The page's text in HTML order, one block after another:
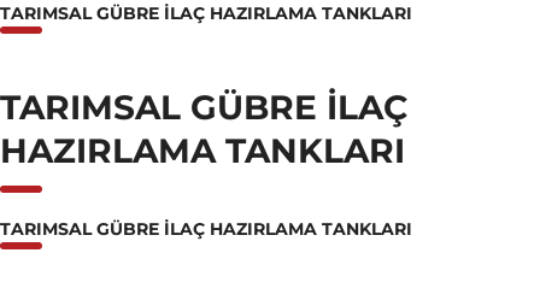
TARIMSAL GÜBRE ILAÇ HAZIRLAMA TANKLARI
TARIMSAL GÜBRE ILAÇ
HAZIRLAMA TANKLARI
TARIMSAL GÜBRE ILAÇ HAZIRLAMA TANKLARI